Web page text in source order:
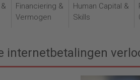
Financiering &
Vermogen
Human Capital &
Skills
internetbetalingen